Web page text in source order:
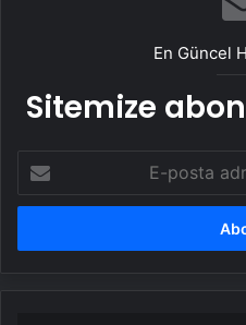
En Güncel
Sitemize
posta
adresinizi